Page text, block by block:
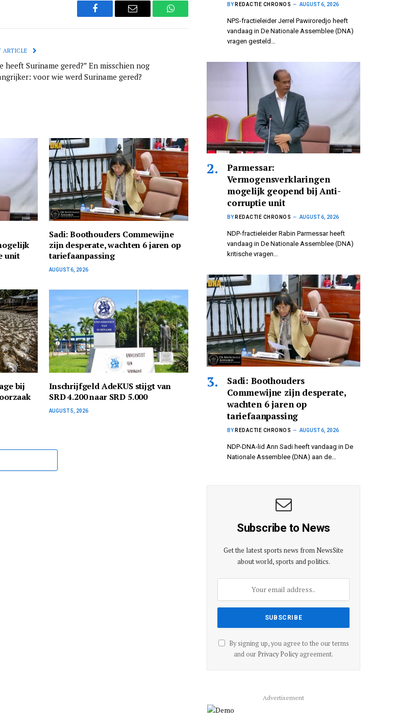
Facebook Email WhatsApp
ARTICLE
heeft Suriname gered?” En misschien nog
voor wie werd Suriname gered?
unit
Sadi: Boothouders Commewijne
zijn desperate, wachten 6 jaren op
tariefaanpassing
AUGUST 6, 2026
bij
Inschrijfgeld AdeKUS stijgt van
SRD 4.200 naar SRD 5.000
AUGUST 5, 2026
BY REDACTIE CHRONOS AUGUST 6, 2026
NPS-fractieleider Jerrel Pawiroredjo heeft
vandaag in De Nationale Assemblee (DNA)
vragen gesteld…
Parmessar:
Vermogensverklaringen
mogelijk geopend bij Anti-
corruptie unit
BY REDACTIE CHRONOS AUGUST 6, 2026
NDP-fractieleider Rabin Parmessar heeft
vandaag in De Nationale Assemblee (DNA)
kritische vragen…
Sadi: Boothouders
Commewijne zijn desperate,
wachten 6 jaren op
tariefaanpassing
BY REDACTIE CHRONOS AUGUST 6, 2026
NDP-DNA-lid Ann Sadi heeft vandaag in De
Nationale Assemblee (DNA) aan de…
Subscribe to News
Get the latest sports news from NewsSite
about world, sports and politics.
By signing up, you agree to the our terms
and our Privacy Policyagreement.
Advertisement